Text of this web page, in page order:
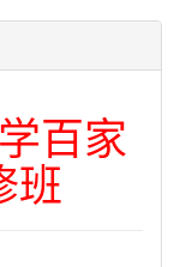
研
班
百家
班